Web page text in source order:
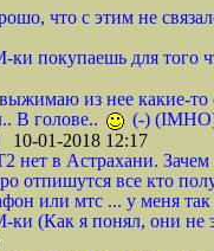
что с этим не
покупаешь для того
из нее какие-то
В голове..
(-)
01-2018 12:17
нет в Астрахани.
отпишутся все кто
или мтс ... у меня
(Как я понял, они не